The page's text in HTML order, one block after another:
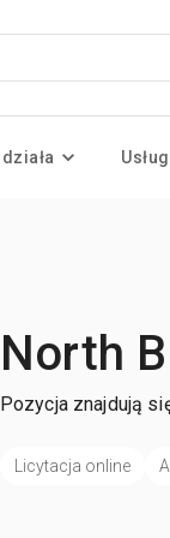
North
Pozycja znajdują
Licytacja online